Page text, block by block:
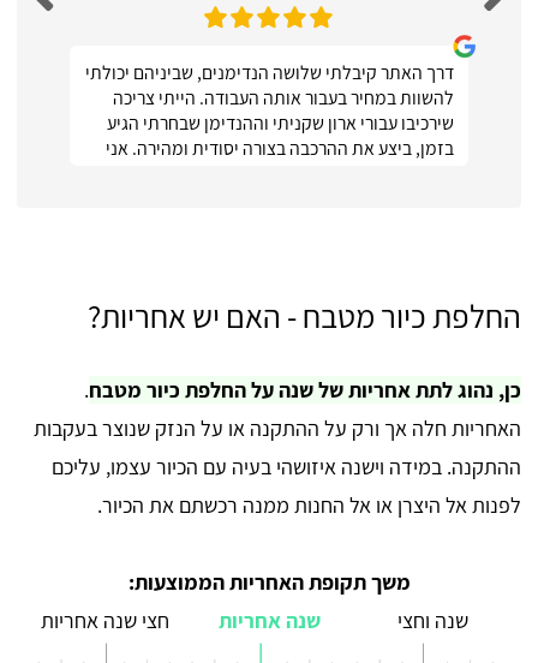
דרך האתר קיבלתי שלושה הנדימנים, שביניהם יכולתי
להשוות במחיר בעבור אותה העבודה. הייתי צריכה
שירכיבו עבורי ארון שקניתי וההנדימן שבחרתי הגיע
בזמן, ביצע את ההרכבה בצורה יסודית ומהירה. אני
החלפת כיור מטבח - האם יש אחריות?
כן, נהוג לתת אחריות של שנה על החלפת כיור מטבח.
האחריות חלה אך ורק על ההתקנה או על הנזק שנוצר בעקבות
ההתקנה. במידה וישנה איזושהי בעיה עם הכיור עצמו, עליכם
לפנות אל היצרן או אל החנות ממנה רכשתם את הכיור.
משך תקופת האחריות הממוצעות:
שנה וחצי
שנה אחריות חצי שנה אחריות